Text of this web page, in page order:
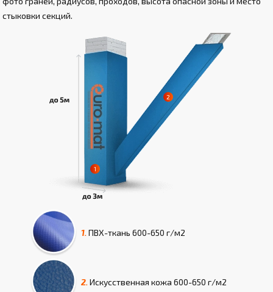
стыковки секций.
1. ПВХ-ткань 600-650 г/м2
2. Искусcтвенная кожа 600-650 г/м2